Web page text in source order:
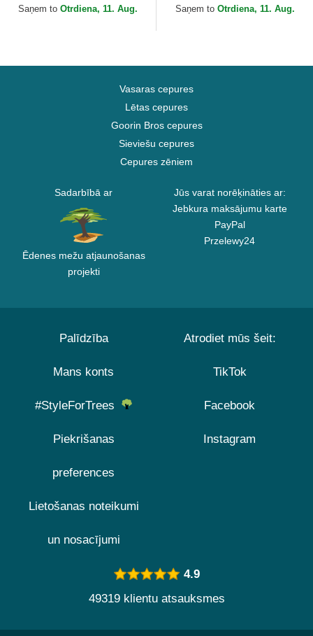
no Djinns
Saņem to Otrdiena, 11. Aug.
Djinns
Saņem to Otrdiena, 11. Aug.
Vasaras cepures
Lētas cepures
Goorin Bros cepures
Sieviešu cepures
Cepures zēniem
Sadarbībā ar
Ēdenes mežu atjaunošanas
projekti
Jūs varat norēķināties ar:
Jebkura maksājumu karte
PayPal
Przelewy24
Palīdzība
Mans konts
#StyleForTrees
Piekrišanas
preferences
Lietošanas noteikumi
un nosacījumi
Atrodiet mūs šeit:
TikTok
Facebook
Instagram
4.9
49319 klientu atsauksmes